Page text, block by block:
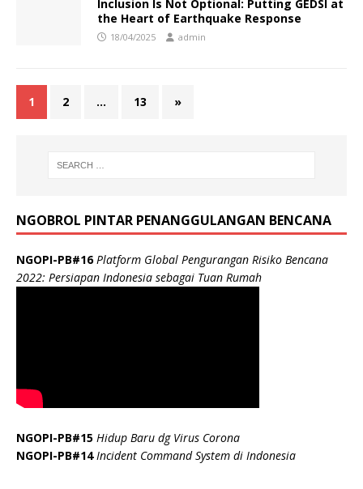
Inclusion Is Not Optional: Putting GEDSI at
the Heart of Earthquake Response
18/04/2025 admin
1 2 … 13 »
NGOBROL PINTAR PENANGGULANGAN BENCANA
NGOPI-PB#16 Platform Global Pengurangan Risiko Bencana
2022: Persiapan Indonesia sebagai Tuan Rumah
NGOPI-PB#15 Hidup Baru dg Virus Corona
NGOPI-PB#14 Incident Command System di Indonesia